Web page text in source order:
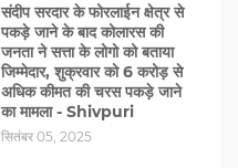
संदीप सरदार के फोरलाईन क्षेत्र से
पकड़े जाने के बाद कोलारस की
जनता ने सत्ता के लोगो को बताया
जिम्मेदार, शुक्रवार को 6 करोड़ से
अधिक कीमत की चरस पकड़े जाने
का मामला - Shivpuri
सितंबर 05, 2025